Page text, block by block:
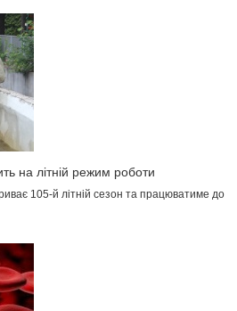
на літній режим роботи
105-й літній сезон та працюватиме до